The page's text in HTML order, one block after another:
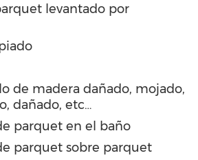
levantado por
de madera dañado, mojado,
dañado, etc…
parquet en el baño
parquet sobre parquet